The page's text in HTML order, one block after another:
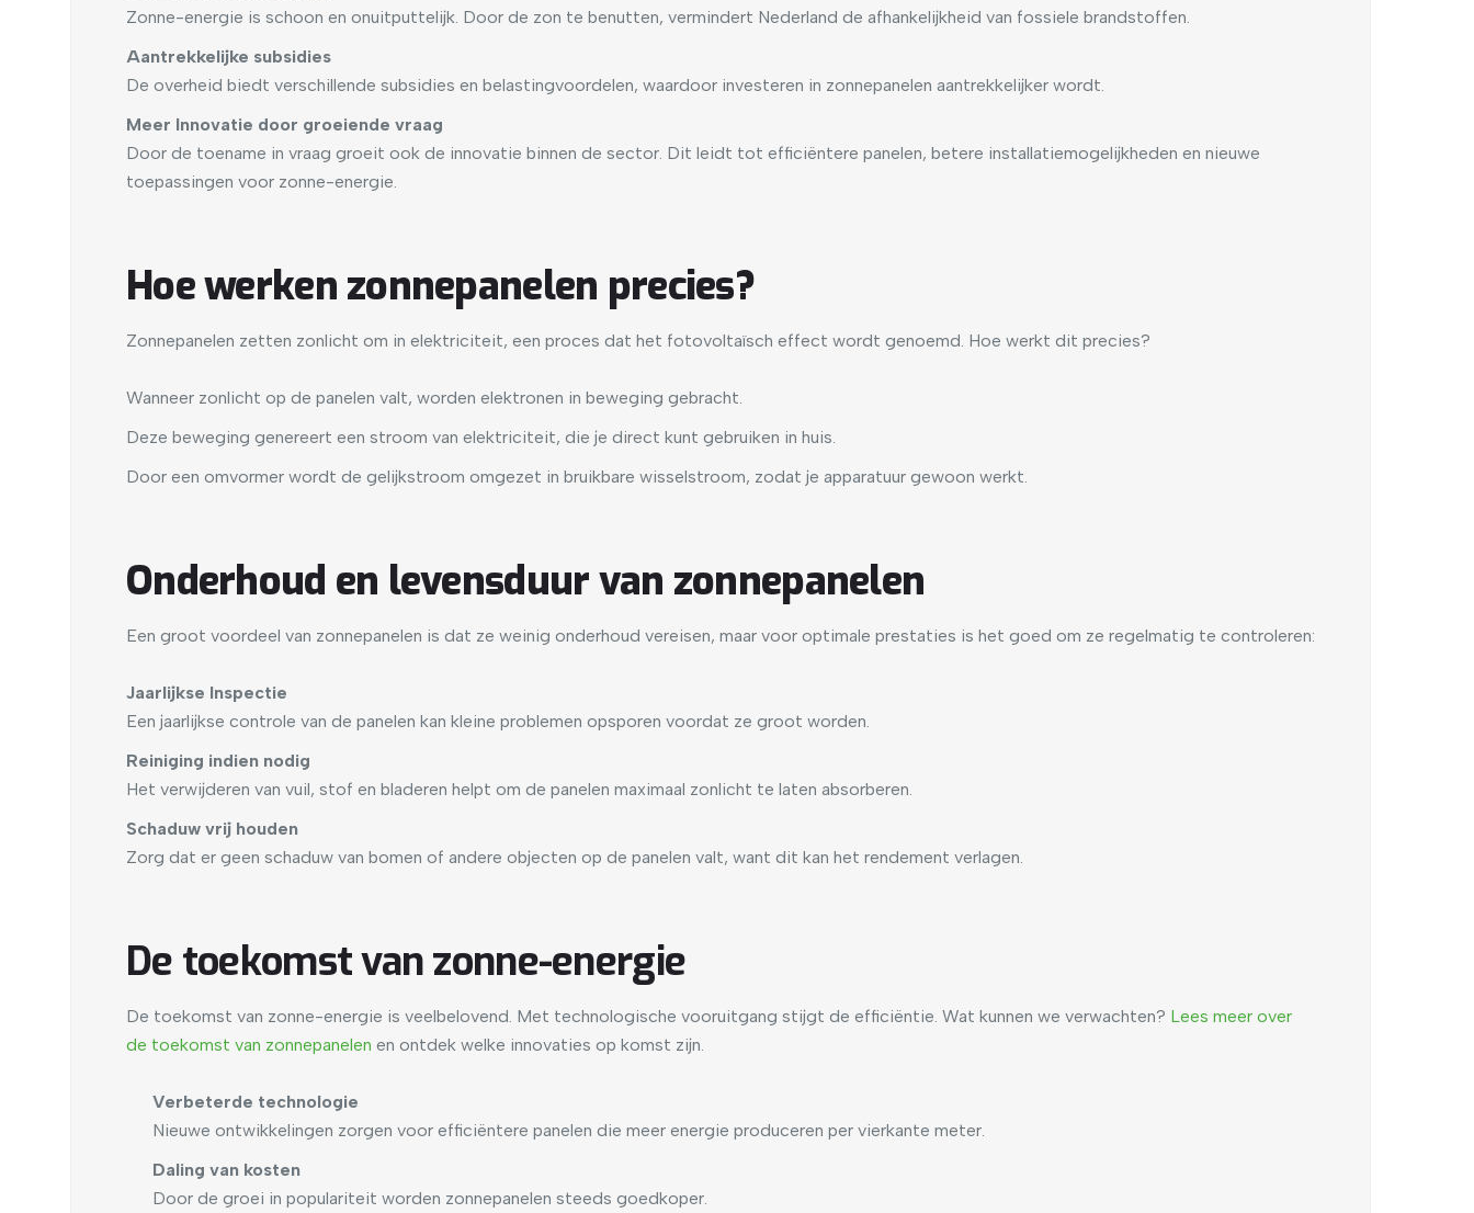
Zonne-energie is schoon en onuitputtelijk. Door de zon te benutten, vermindert Nederland de afhankelijkheid van fossiele brandstoffen.
Aantrekkelijke subsidies
De overheid biedt verschillende subsidies en belastingvoordelen, waardoor investeren in zonnepanelen aantrekkelijker wordt.
Meer Innovatie door groeiende vraag
Door de toename in vraag groeit ook de innovatie binnen de sector. Dit leidt tot efficiëntere panelen, betere installatiemogelijkheden en nieuwe
toepassingen voor zonne-energie.
Hoe werken zonnepanelen precies?
Zonnepanelen zetten zonlicht om in elektriciteit, een proces dat het fotovoltaïsch effect wordt genoemd. Hoe werkt dit precies?
Wanneer zonlicht op de panelen valt, worden elektronen in beweging gebracht.
Deze beweging genereert een stroom van elektriciteit, die je direct kunt gebruiken in huis.
Door een omvormer wordt de gelijkstroom omgezet in bruikbare wisselstroom, zodat je apparatuur gewoon werkt.
Onderhoud en levensduur van zonnepanelen
Een groot voordeel van zonnepanelen is dat ze weinig onderhoud vereisen, maar voor optimale prestaties is het goed om ze regelmatig te controleren:
Jaarlijkse Inspectie
Een jaarlijkse controle van de panelen kan kleine problemen opsporen voordat ze groot worden.
Reiniging indien nodig
Het verwijderen van vuil, stof en bladeren helpt om de panelen maximaal zonlicht te laten absorberen.
Schaduw vrij houden
Zorg dat er geen schaduw van bomen of andere objecten op de panelen valt, want dit kan het rendement verlagen.
De toekomst van zonne-energie
De toekomst van zonne-energie is veelbelovend. Met technologische vooruitgang stijgt de efficiëntie. Wat kunnen we verwachten? Lees meer over
de toekomst van zonnepanelen en ontdek welke innovaties op komst zijn.
Verbeterde technologie
Nieuwe ontwikkelingen zorgen voor efficiëntere panelen die meer energie produceren per vierkante meter.
Daling van kosten
Door de groei in populariteit worden zonnepanelen steeds goedkoper.